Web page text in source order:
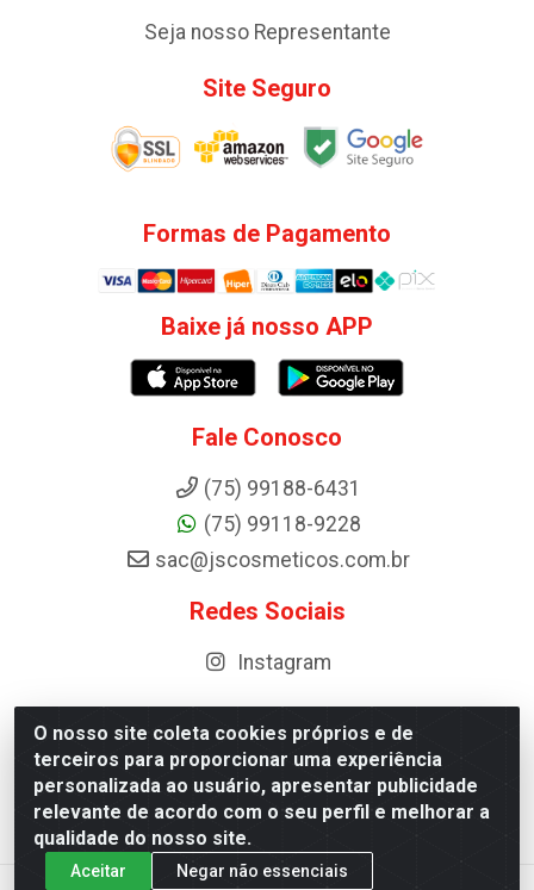
O nosso site coleta cookies próprios e de
terceiros para proporcionar uma experiência
personalizada ao usuário, apresentar publicidade
relevante de acordo com o seu perfil e melhorar a
qualidade do nosso site.
Aceitar Negar não essenciais
Seja nosso Representante
Site Seguro
Formas de Pagamento
Baixe já nosso APP
Fale Conosco
(75) 99188-6431
(75) 99118-9228
sac@jscosmeticos.com.br
Redes Sociais
Instagram
Distribuidora de Cosméticos Antoneto LTDA - BA-052,
km 87 - Industrial, Ipirá - BA, 44600-000 - CNPJ
10.984.107/0001-75